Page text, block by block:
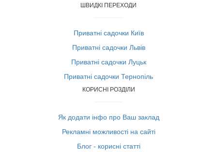
ШВИДКІ ПЕРЕХОДИ
Приватні садочки Київ
Приватні садочки Львів
Приватні садочки Луцьк
Приватні садочки Тернопіль
КОРИСНІ РОЗДІЛИ
Як додати інфо про Ваш заклад
Рекламні можливості на сайті
Блог - корисні статті